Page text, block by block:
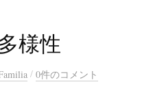
様性
/ 0件のコメント